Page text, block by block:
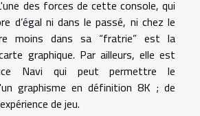
des forces de cette console, qui
d’égal ni dans le passé, ni chez le
moins dans sa “fratrie” est la
graphique. Par ailleurs, elle est
Navi qui peut permettre le
graphisme en définition 8K ; de
de jeu.